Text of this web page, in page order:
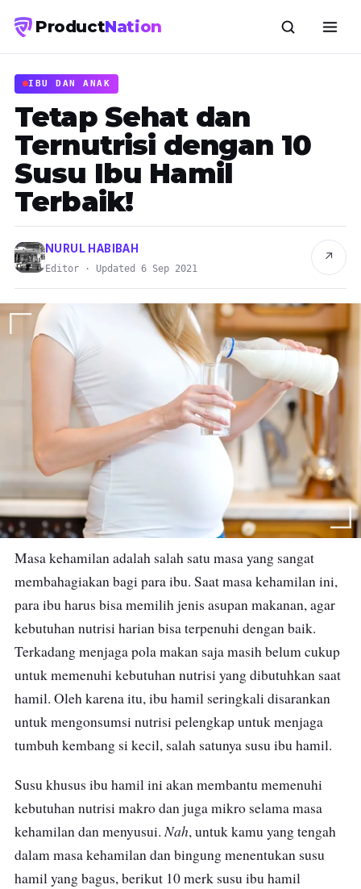
ProductNation
IBU DAN ANAK
Tetap Sehat dan
Ternutrisi dengan 10
Susu Ibu Hamil
Terbaik!
NURUL HABIBAH
Editor · Updated 6 Sep 2021
↗
Masa kehamilan adalah salah satu masa yang sangat
membahagiakan bagi para ibu. Saat masa kehamilan ini,
para ibu harus bisa memilih jenis asupan makanan, agar
kebutuhan nutrisi harian bisa terpenuhi dengan baik.
Terkadang menjaga pola makan saja masih belum cukup
untuk memenuhi kebutuhan nutrisi yang dibutuhkan saat
hamil. Oleh karena itu, ibu hamil seringkali disarankan
untuk mengonsumsi nutrisi pelengkap untuk menjaga
tumbuh kembang si kecil, salah satunya susu ibu hamil.
Susu khusus ibu hamil ini akan membantu memenuhi
kebutuhan nutrisi makro dan juga mikro selama masa
kehamilan dan menyusui.Nah, untuk kamu yang tengah
dalam masa kehamilan dan bingung menentukan susu
hamil yang bagus, berikut 10 merk susu ibu hamil